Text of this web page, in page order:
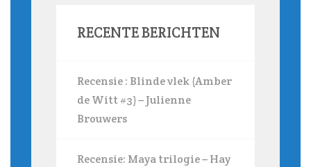
RECENTE BERICHTEN
Recensie : Blinde vlek (Amber
de Witt #3) – Julienne
Brouwers
Recensie: Maya trilogie – Hay